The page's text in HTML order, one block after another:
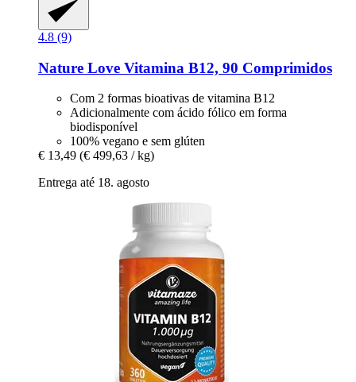
4.8 (9)
Nature Love Vitamina B12, 90 Comprimidos
Com 2 formas bioativas de vitamina B12
Adicionalmente com ácido fólico em forma
biodisponível
100% vegano e sem glúten
€ 13,49 (€ 499,63 / kg)
Entrega até 18. agosto